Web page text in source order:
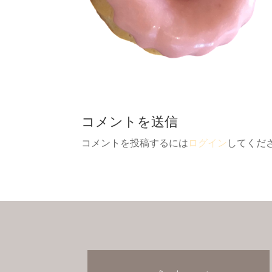
コメントを送信
コメントを投稿するにはログインしてくだ